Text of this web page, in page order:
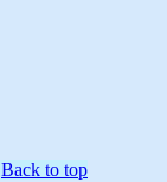
Back to top